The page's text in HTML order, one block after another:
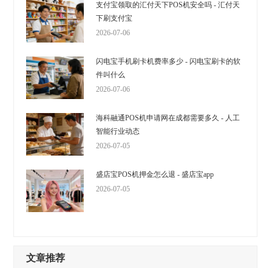
支付宝领取的汇付天下POS机安全吗 - 汇付天
下刷支付宝
2026-07-06
闪电宝手机刷卡机费率多少 - 闪电宝刷卡的软
件叫什么
2026-07-06
海科融通POS机申请网在成都需要多久 - 人工
智能行业动态
2026-07-05
盛店宝POS机押金怎么退 - 盛店宝app
2026-07-05
文章推荐